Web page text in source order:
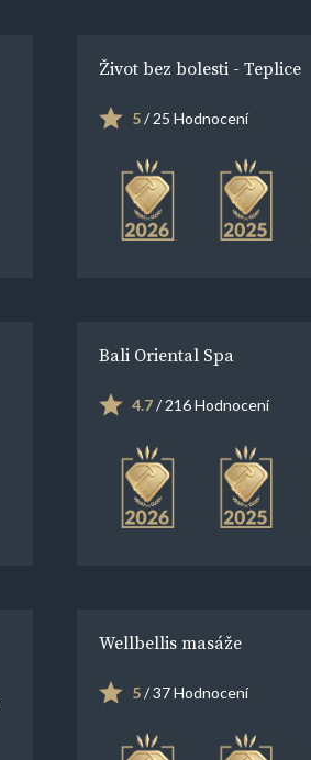
Život bez bolesti - Teplice
5/ 25 Hodnocení
Bali Oriental Spa
4.7/ 216 Hodnocení
Wellbellis masáže
5/ 37 Hodnocení